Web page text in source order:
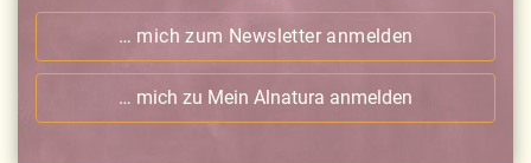
… mich zum Newsletter anmelden
… mich zu Mein Alnatura anmelden